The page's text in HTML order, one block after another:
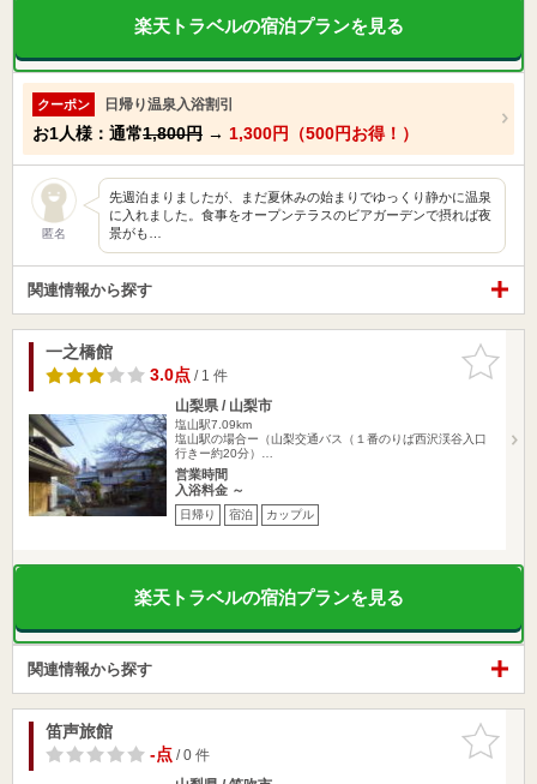
楽天トラベルの宿泊プランを見る
クーポン 日帰り温泉入浴割引
お1人様：通常1,800円 → 1,300円（500円お得！）
匿名
先週泊まりましたが、まだ夏休みの始まりでゆっくり静かに温泉
に入れました。食事をオープンテラスのビアガーデンで摂れば夜
景がも…
関連情報から探す
お気に入
りに追加
一之橋館
3.0点/ 1 件
山梨県 / 山梨市
塩山駅7.09km
塩山駅の場合ー（山梨交通バス（１番のりば西沢渓谷入口
行きー約20分）…
営業時間
入浴料金 ～
日帰り 宿泊 カップル
楽天トラベルの宿泊プランを見る
関連情報から探す
お気に入
りに追加
笛声旅館
-点/ 0 件